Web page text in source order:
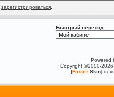
зарегистрироваться
Быстрый переход
Powered
Copyright ©2000-2026,
[Foxter Skin]